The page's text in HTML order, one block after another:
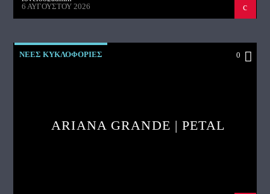
6 ΑΥΓΟΎΣΤΟΥ 2026
ΝΕΕΣ ΚΥΚΛΟΦΟΡΙΕΣ 0
ARIANA GRANDE | PETAL